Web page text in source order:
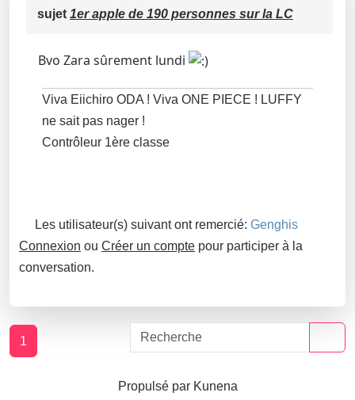
sujet 1er apple de 190 personnes sur la LC
Bvo Zara sûrement lundi
Viva Eiichiro ODA ! Viva ONE PIECE ! LUFFY
ne sait pas nager !
Contrôleur 1ère classe
Les utilisateur(s) suivant ont remercié: Genghis
Connexion ou Créer un compte pour participer à la
conversation.
1
Propulsé par Kunena